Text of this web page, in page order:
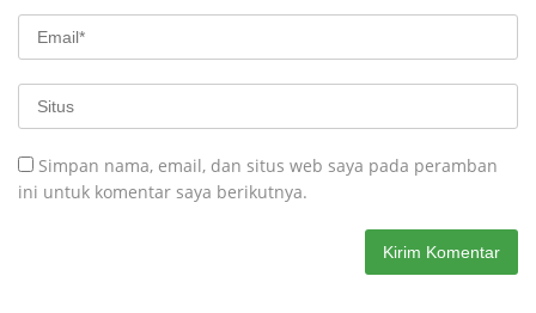
Simpan nama, email, dan situs web saya pada peramban
ini untuk komentar saya berikutnya.